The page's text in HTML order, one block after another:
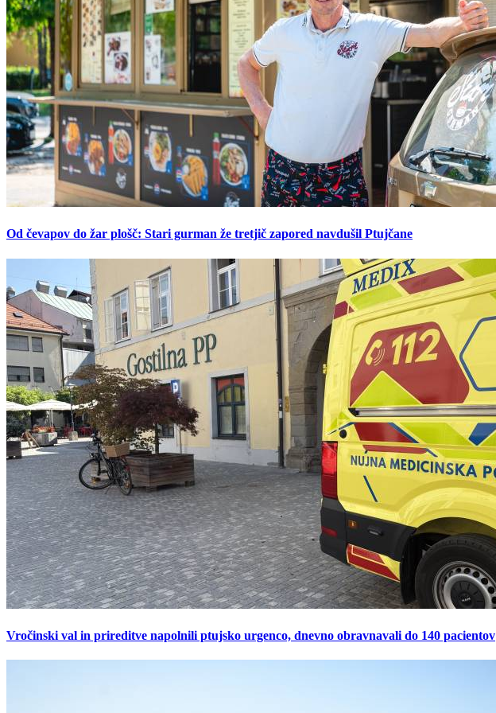
Od čevapov do žar plošč: Stari gurman že tretjič zapored navdušil Ptujčane
Vročinski val in prireditve napolnili ptujsko urgenco, dnevno obravnavali do 140 pacientov
Prijavi se na cajtng